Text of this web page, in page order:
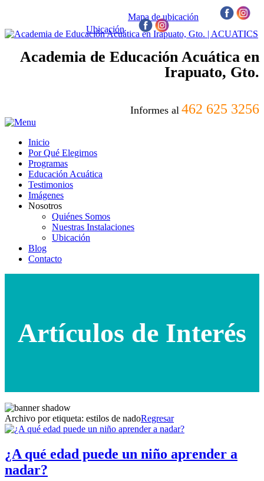
Mapa de ubicación
Ubicación /
Academia de Educación Acuática en
Irapuato, Gto.
Informes al 462 625 3256
Inicio
Por Qué Elegirnos
Programas
Educación Acuática
Testimonios
Imágenes
Nosotros
Quiénes Somos
Nuestras Instalaciones
Ubicación
Blog
Contacto
Artículos de Interés
Archivo por etiqueta: estilos de nadoRegresar
¿A qué edad puede un niño aprender a
nadar?